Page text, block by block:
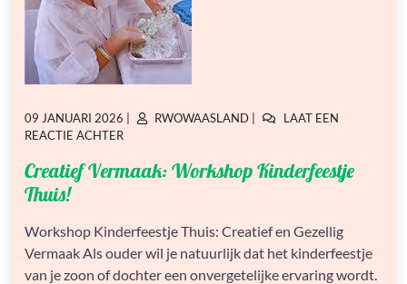
GEPLAATST
OP
09 JANUARI 2026
GEPLAATST
RWOWAASLAND
LAAT EEN
REACTIE ACHTEROP
VERMAAK:
Creatief Vermaak: Workshop Kinderfeestje
Thuis!
Workshop Kinderfeestje Thuis: Creatief en Gezellig
Vermaak Als ouder wil je natuurlijk dat het kinderfeestje
van je zoon of dochter een onvergetelijke ervaring wordt.